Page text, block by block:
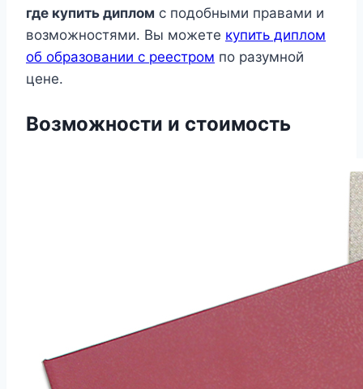
где купить диплом с подобными правами и
возможностями. Вы можете купить диплом
об образовании с реестром по разумной
цене.
Возможности и стоимость